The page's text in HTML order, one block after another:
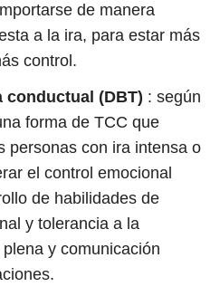
de manera
a la ira, para estar más
control.
conductual (DBT) : según
forma de TCC que
personas con ira intensa o
el control emocional
de habilidades de
y tolerancia a la
y comunicación